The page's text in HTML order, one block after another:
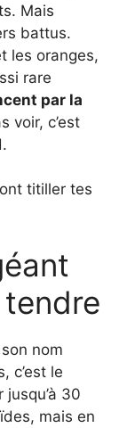
Mais
battus.
les oranges,
rare
par la
voir, c’est
titiller tes
nom
c’est le
30
mais en